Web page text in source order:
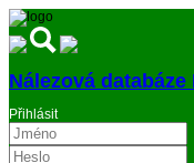
Nálezová
Přihlásit